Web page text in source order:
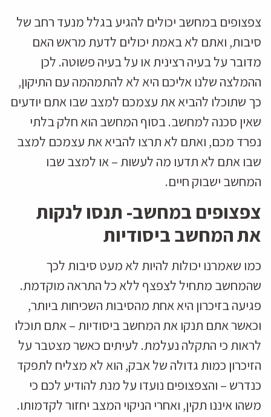
צפצופים במחשב יכולים להגיע בגלל מנעד רחב של
סיבות, ואתם לא באמת יכולים לדעת מראש האם
מדובר על בעיה רצינית או על בעיה פשוטה. לכן
ההמלצה שלנו אליכם היא לא להתמהמה עם התיקון,
כך שתוכלו להביא את עצמכם למצב שבו אתם יודעים
שאין סכנה למחשב. בסוף המחשב הוא חלק בלתי
נפרד מכם, ואתם לא תרצו להביא את עצמכם למצב
שבו אתם לא תדעו מה לעשות – או למצב שבו
המחשב ישבוק חיים.
צפצופים במחשב- תנסו לנקות
את המחשב ביסודיות
כמו שאמרנו יכולות להיות לא מעט סיבות לכך
שהמחשב מתחיל לצפצף ללא כל התראה מוקדמת.
פגיעה בזיכרון היא אחת מהסיבות השכיחות ביותר,
וכאשר אתם תנקו את המחשב ביסודיות – אתם תוכלו
לראות כי התקלה נעלמת. לעיתים כאשר מצטבר על
הזיכרון כמות גדולה של אבק, הוא לא מצליח לתפקד
כנדרש – והצפצופים נועדו על מנת להודיע לכם כי
משהו איננו תקין, ואחרי הניקוי המצב יחזור לקדמותו.